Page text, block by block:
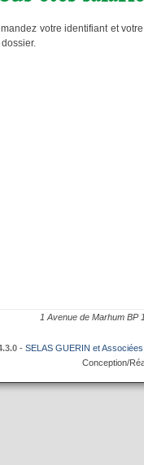
votre identifiant et
1 Avenue de Marhum BP
- SELAS GUERIN et Associées
Conception/